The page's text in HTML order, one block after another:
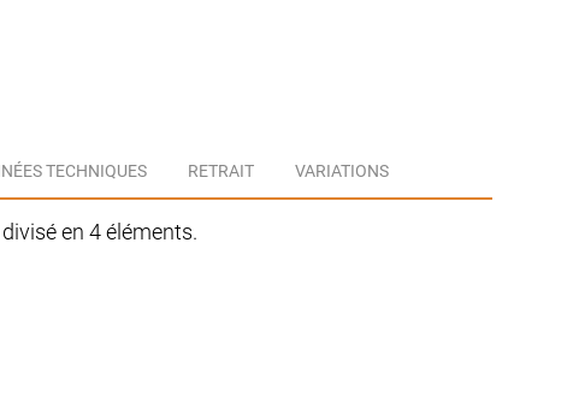
TECHNIQUES RETRAIT VARIATIONS
en 4 éléments.